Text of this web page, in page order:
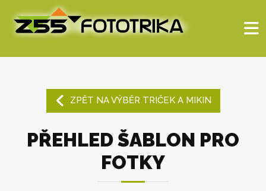
ZPĚT NA VÝBĚR TRIČEK A MIKIN
PŘEHLED ŠABLON PRO
FOTKY